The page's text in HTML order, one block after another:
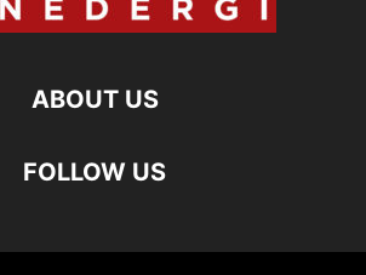
ABOUT US
FOLLOW US